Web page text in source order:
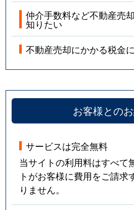
仲介手数料など不動産売
知りたい
不動産売却にかかる税金
お客様との
サービスは完全無料
当サイトの利用料はすべて
トがお客様に費用をご請求
りません。